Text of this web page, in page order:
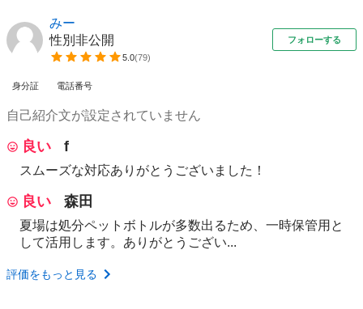
みー
性別非公開
5.0(79)
フォローする
身分証 電話番号
自己紹介文が設定されていません
良い f
スムーズな対応ありがとうございました！
良い 森田
夏場は処分ペットボトルが多数出るため、一時保管用と
して活用します。ありがとうござい...
評価をもっと見る